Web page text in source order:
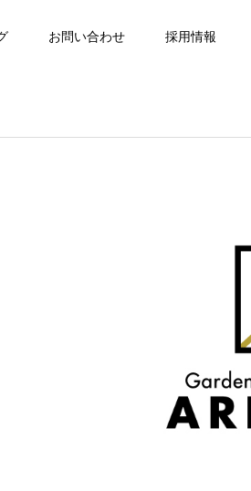
お問い合わせ 採用情報